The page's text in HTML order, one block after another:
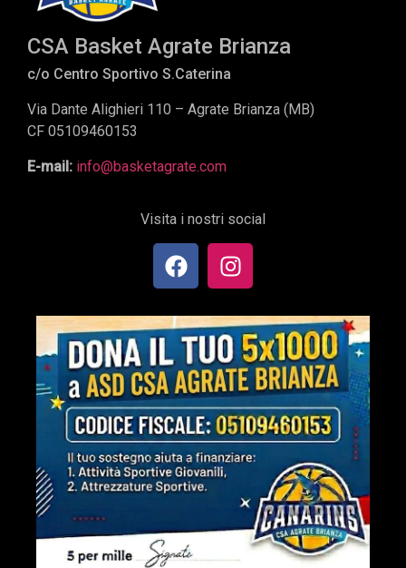
CSA Basket Agrate Brianza
c/o Centro Sportivo S.Caterina
Via Dante Alighieri 110 – Agrate Brianza (MB)
CF 05109460153
E-mail: info@basketagrate.com
Visita i nostri social